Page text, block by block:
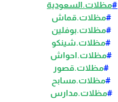
#مظلات.السعودية
#مظلات.قماش
#مظلات.بوفلين
#مظلات.شينكو
#مظلات.احواش
#مظلات.قصور
#مظلات.مسابح
#مظلات.مدارس